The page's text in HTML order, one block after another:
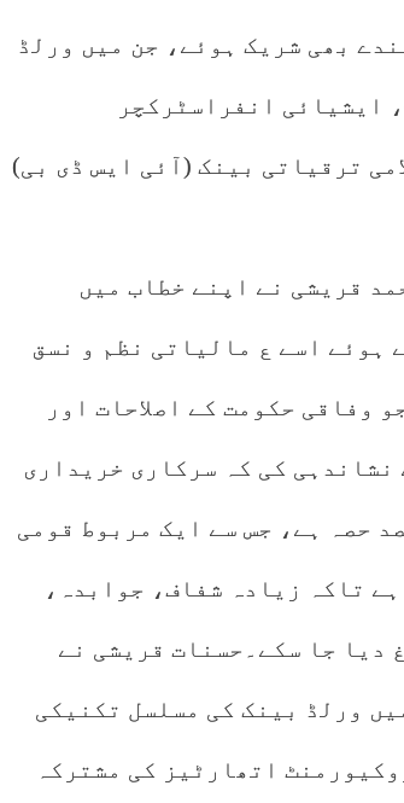
بھی شریک ہوئے، جن میں ورلڈ
ایشیائی انفراسٹرکچر
ترقیاتی بینک (آئی ایس ڈی بی)
قریشی نے اپنے خطاب میں
ہوئے اسے ع مالیاتی نظم و نسق
وفاقی حکومت کے اصلاحات اور
کی کہ سرکاری خریداری
کی جی ڈی پی کا تقریباً 19–20 فیصد حصہ ہے، جس سے ایک مربوط قومی
تاکہ زیادہ شفاف، جوابدہ،
دیا جا سکے۔حسنات قریشی نے
ورلڈ بینک کی مسلسل تکنیکی
اتھارٹیز کی مشترکہ